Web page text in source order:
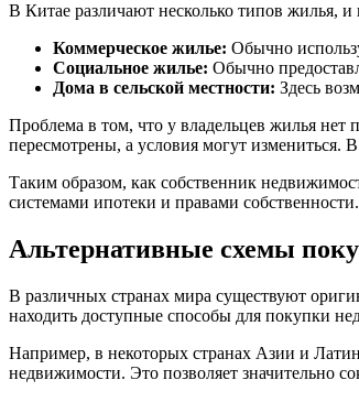
В Китае различают несколько типов жилья, и
Коммерческое жилье: Обычно
Социальное жилье: Обычно
Дома в сельской местности: Здесь
Проблема в том, что у владельцев жилья нет
пересмотрены, а условия могут измениться.
Таким образом, как собственник
системами ипотеки и правами собственности.
Альтернативные схемы
В различных странах мира существуют
находить доступные способы для покупки
Например, в некоторых странах Азии и
недвижимости. Это позволяет значительно